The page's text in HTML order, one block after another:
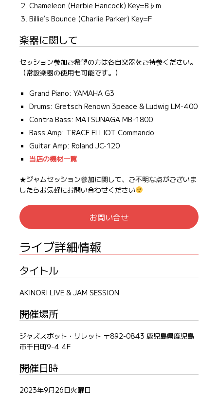
Chameleon (Herbie Hancock) Key=B♭m
Billie’s Bounce (Charlie Parker) Key=F
楽器に関して
セッション参加ご希望の方は各自楽器をご持参ください。
（常設楽器の使用も可能です。）
Grand Piano: YAMAHA G3
Drums: Gretsch Renown 3peace & Ludwig LM-400
Contra Bass: MATSUNAGA MB-1800
Bass Amp: TRACE ELLIOT Commando
Guitar Amp: Roland JC-120
当店の機材一覧
★ジャムセッション参加に関して、ご不明な点がございま
したらお気軽にお問い合わせください
お問い合せ
ライブ詳細情報
タイトル
AKINORI LIVE & JAM SESSION
開催場所
ジャズスポット・リレット 〒892-0843 鹿児島県鹿児島
市千日町9-4 4F
開催日時
2023年9月26日火曜日